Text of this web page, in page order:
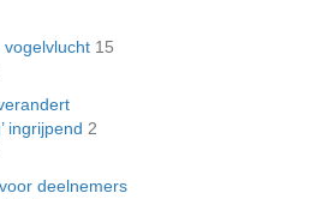
15
ingrijpend 2
deelnemers